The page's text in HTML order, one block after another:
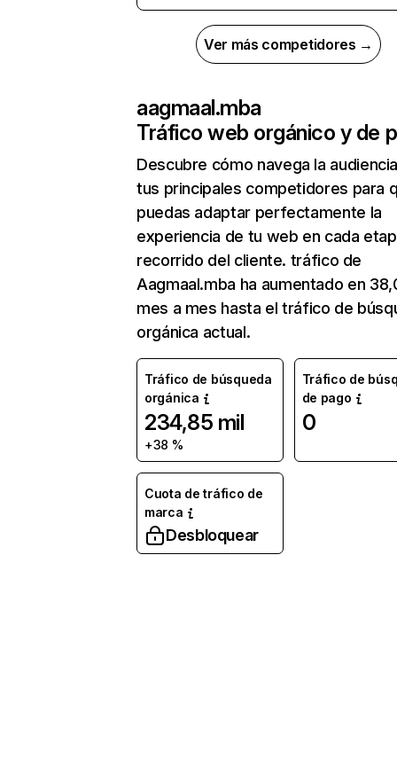
Ver más competidores →
aagmaal.mba
Tráfico web orgánico y de
Descubre cómo navega la
tus principales competidores para
puedas adaptar perfectamente la
experiencia de tu web en cada
recorrido del cliente. tráfico de
Aagmaal.mba ha aumentado en
mes a mes hasta el tráfico de
orgánica actual.
Tráfico de búsqueda
orgánica
234,85 mil
+38 %
Tráfico de
de pago
0
Cuota de tráfico de
marca
Desbloquear